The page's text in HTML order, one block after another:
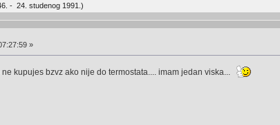
- 24. studenog 1991.)
»
kupujes bzvz ako nije do termostata.... imam jedan viska...